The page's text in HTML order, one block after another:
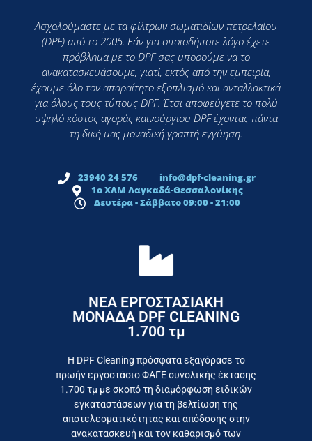
Ασχολούμαστε με τα φίλτρων σωματιδίων πετρελαίου
(DPF) από το 2005. Εάν για οποιοδήποτε λόγο έχετε
πρόβλημα με το DPF σας μπορούμε να το
ανακατασκευάσουμε, γιατί, εκτός από την εμπειρία,
έχουμε όλο τον απαραίτητο εξοπλισμό και ανταλλακτικά
για όλους τους τύπους DPF. Έτσι αποφεύγετε το πολύ
υψηλό κόστος αγοράς καινούργιου DPF έχοντας πάντα
τη δική μας μοναδική γραπτή εγγύηση.
23940 24 576
info@dpf-cleaning.gr
1ο ΧΛΜ Λαγκαδά-Θεσσαλονίκης
Δευτέρα - Σάββατο 09:00 - 21:00
ΝΕΑ ΕΡΓΟΣΤΑΣΙΑΚΗ
ΜΟΝΑΔΑ DPF CLEANING
1.700 τμ
Η DPF Cleaning πρόσφατα εξαγόρασε το
πρωήν εργοστάσιο ΦΑΓΕ συνολικής έκτασης
1.700 τμ με σκοπό τη διαμόρφωση ειδικών
εγκαταστάσεων για τη βελτίωση της
αποτελεσματικότητας και απόδοσης στην
ανακατασκευή και τον καθαρισμό των
Εργαζόμαστε καθημερινά για
το συμφέρον του τελικού
καταναλωτή
εργοστάσιο